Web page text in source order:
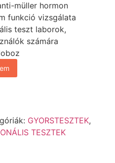
müller hormon
funkció vizsgálata
teszt laborok,
számára
GYORSTESZTEK,
TESZTEK